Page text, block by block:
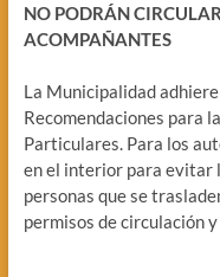
NO PODRÁN
ACOMPAÑANTES
La Municipalidad
Recomendaciones para
Particulares. Para los
en el interior para evitar
personas que se
permisos de circulación